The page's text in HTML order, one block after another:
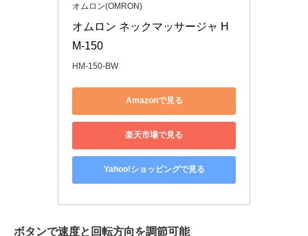
オムロン(OMRON)
オムロン ネックマッサージャ H
M-150
HM-150-BW
Amazonで見る
楽天市場で見る
Yahoo!ショッピングで見る
ボタンで速度と回転方向を調節可能